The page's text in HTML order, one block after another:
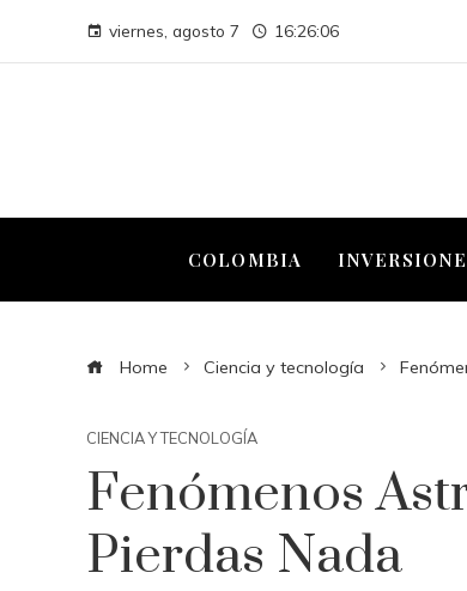
viernes, agosto 7 16:26:07
COLOMBIA
Home Ciencia y tecnología
CIENCIA Y TECNOLOGÍA
Fenómenos
Pierdas Nada